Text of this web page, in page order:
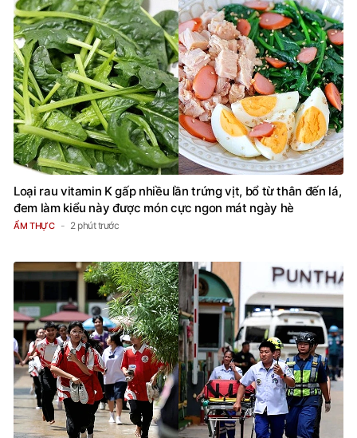
Loại rau vitamin K gấp nhiều lần trứng vịt, bổ từ thân đến lá,
đem làm kiểu này được món cực ngon mát ngày hè
ẨM THỰC 2 phút trước